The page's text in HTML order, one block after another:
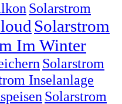
Solarstrom
Solarstrom
Im Winter
Solarstrom
Inselanlage
Solarstrom